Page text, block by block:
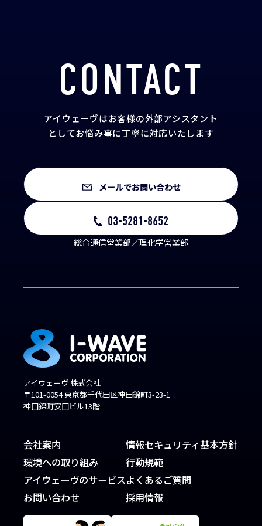
CONTACT
アイウェーヴはお客様の外部アシスタント
としてお悩み事に丁寧に対応いたします
メールでお問い合わせ
03-5281-8652
総合通信営業部／理化学営業部
アイウェーヴ 株式会社
〒101-0054 東京都千代田区神田錦町3-23-1
神田錦町安田ビル13階
会社案内
環境への取り組み
アイウェーヴのサービス
お問い合わせ
情報セキュリティ基本方針
行動規範
よくあるご質問
採用情報